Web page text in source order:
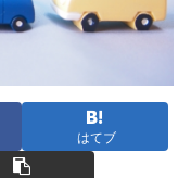
はてブ